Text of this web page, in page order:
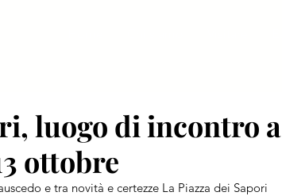
luogo di incontro a
ottobre
e tra novità e certezze La Piazza dei Sapori